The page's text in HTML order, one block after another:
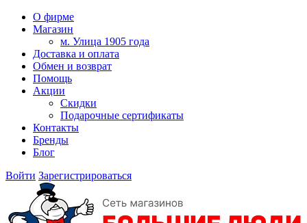
О фирме
Магазин
м. Улица 1905 года
Доставка и оплата
Обмен и возврат
Помощь
Акции
Скидки
Подарочные сертификаты
Контакты
Бренды
Блог
Войти Зарегистрироваться